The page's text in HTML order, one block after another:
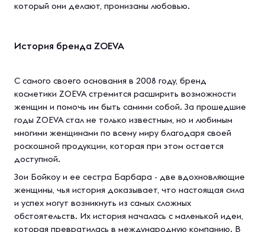
который они делают, пронизаны любовью.
История бренда ZOEVA
С самого своего основания в 2008 году, бренд
косметики ZOEVA стремится расширить возможности
женщин и помочь им быть самими собой. За прошедшие
годы ZOEVA стал не только известным, но и любимым
многими женщинами по всему миру благодаря своей
роскошной продукции, которая при этом остается
доступной.
Зои Бойкоу и ее сестра Барбара - две вдохновляющие
женщины, чья история доказывает, что настоящая сила
и успех могут возникнуть из самых сложных
обстоятельств. Их история началась с маленькой идеи,
которая превратилась в международную компанию. В